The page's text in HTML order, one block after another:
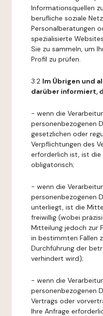
Informationsquellen
berufliche soziale
Personalberatungen
spezialisierte
Sie zu sammeln, um
Profil zu prüfen.
3.2 Im Übrigen und
darüber informiert,
- wenn die
personenbezogenen
gesetzlichen oder
Verpflichtungen des
erforderlich ist, ist die
obligatorisch;
- wenn die
personenbezogenen
unterliegt, ist die
freiwillig (wobei
Mitteilung jedoch zur
in bestimmten Fällen
Durchführung der
verhindert wird);
- wenn die
personenbezogenen
Vertrags oder
Ihre Anfrage